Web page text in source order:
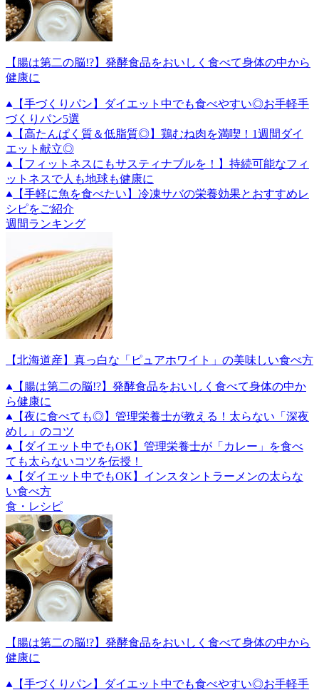
【腸は第二の脳!?】発酵食品をおいしく食べて身体の中から
健康に
【手づくりパン】ダイエット中でも食べやすい◎お手軽手
づくりパン5選
【高たんぱく質＆低脂質◎】鶏むね肉を満喫！1週間ダイ
エット献立◎
【フィットネスにもサスティナブルを！】持続可能なフィ
ットネスで人も地球も健康に
【手軽に魚を食べたい】冷凍サバの栄養効果とおすすめレ
シピをご紹介
週間ランキング
【北海道産】真っ白な「ピュアホワイト」の美味しい食べ方
【腸は第二の脳!?】発酵食品をおいしく食べて身体の中か
ら健康に
【夜に食べても◎】管理栄養士が教える！太らない「深夜
めし」のコツ
【ダイエット中でもOK】管理栄養士が「カレー」を食べ
ても太らないコツを伝授！
【ダイエット中でもOK】インスタントラーメンの太らな
い食べ方
食・レシピ
【腸は第二の脳!?】発酵食品をおいしく食べて身体の中から
健康に
【手づくりパン】ダイエット中でも食べやすい◎お手軽手